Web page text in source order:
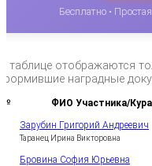
Бесплатно •
таблице отображаются
наградные
№ ФИО Участника/
Зарубин Григорий Андреевич
Таранец Ирина Викторовна
Бровина София Юрьевна